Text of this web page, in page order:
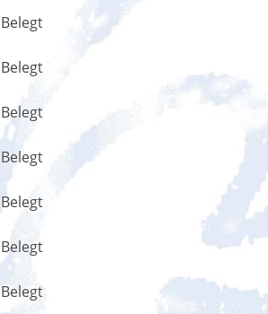
Belegt
Belegt
Belegt
Belegt
Belegt
Belegt
Belegt